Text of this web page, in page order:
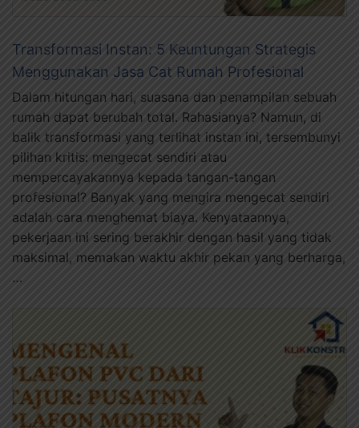
Transformasi Instan: 5 Keuntungan Strategis
Menggunakan Jasa Cat Rumah Profesional
Dalam hitungan hari, suasana dan penampilan sebuah
rumah dapat berubah total. Rahasianya? Namun, di
balik transformasi yang terlihat instan ini, tersembunyi
pilihan kritis: mengecat sendiri atau
mempercayakannya kepada tangan-tangan
profesional? Banyak yang mengira mengecat sendiri
adalah cara menghemat biaya. Kenyataannya,
pekerjaan ini sering berakhir dengan hasil yang tidak
maksimal, memakan waktu akhir pekan yang berharga,
…